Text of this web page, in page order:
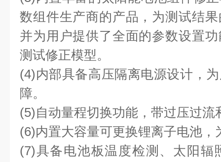
数组件生产商的产品，为测试结
并为用户提供了全面的参数设置
测试修正模型。
(4)内部具备高压隔离电源设计，
障。
(5)自动量程切换功能，带过压过流
(6)内置大容量可更换锂离子电池，
(7)具备电池板温度检测、太阳辐